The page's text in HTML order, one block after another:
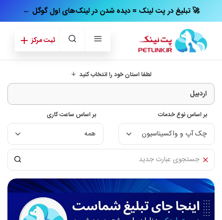
← تبلیغ در پت‌ لینک = دیده شدن در لینک‌های اول گوگل 🚀
ثبت مرکز
لطفا استان خود را انتخاب کنید
بر اساس نوع خدمات بر اساس ساعت کاری